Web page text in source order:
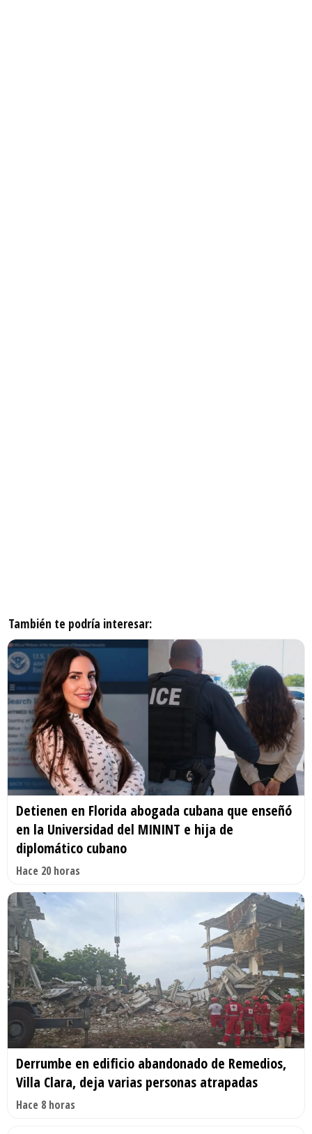
También te podría interesar:
Detienen en Florida abogada cubana que enseñó
en la Universidad del MININT e hija de
diplomático cubano
Hace 20 horas
Derrumbe en edificio abandonado de Remedios,
Villa Clara, deja varias personas atrapadas
Hace 8 horas